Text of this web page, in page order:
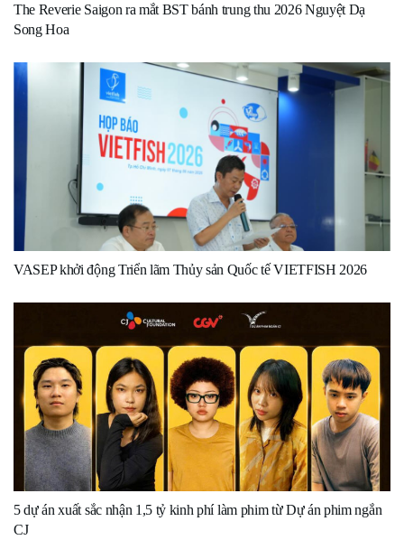
The Reverie Saigon ra mắt BST bánh trung thu 2026 Nguyệt Dạ
Song Hoa
VASEP khởi động Triển lãm Thủy sản Quốc tế VIETFISH 2026
5 dự án xuất sắc nhận 1,5 tỷ kinh phí làm phim từ Dự án phim ngắn
CJ